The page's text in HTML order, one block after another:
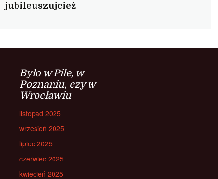
jubileuszujcież
Było w Pile, w
Poznaniu, czy w
Wrocławiu
listopad 2025
wrzesień 2025
lipiec 2025
czerwiec 2025
kwiecień 2025